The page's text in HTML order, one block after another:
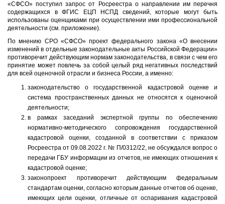
«СФСО» поступил запрос от Росреестра о направлении им перечня
содержащихся в ФГИС ЕЦП НСПД сведений, которые могут быть
использованы оценщиками при осуществлении ими профессиональной
деятельности (см. приложение).
По мнению СРО «СФСО» проект федерального закона «О внесении
изменений в отдельные законодательные акты Российской Федерации»
противоречит действующим нормам законодательства, в связи с чем его
принятие может повлечь за собой целый ряд негативных последствий
для всей оценочной отрасли и бизнеса России, а именно:
законодательство о государственной кадастровой оценке и
система пространственных данных не относятся к оценочной
деятельности;
в рамках заседаний экспертной группы по обеспечению
нормативно-методического сопровождения государственной
кадастровой оценки, созданной в соответствии с приказом
Росреестра от 09.08.2022 г. № П/0312/22, не обсуждался вопрос о
передачи ГБУ информации из отчетов, не имеющих отношения к
кадастровой оценке;
законопроект противоречит действующим федеральным
стандартам оценки, согласно которым данные отчетов об оценке,
имеющих цели оценки, отличные от оспаривания кадастровой